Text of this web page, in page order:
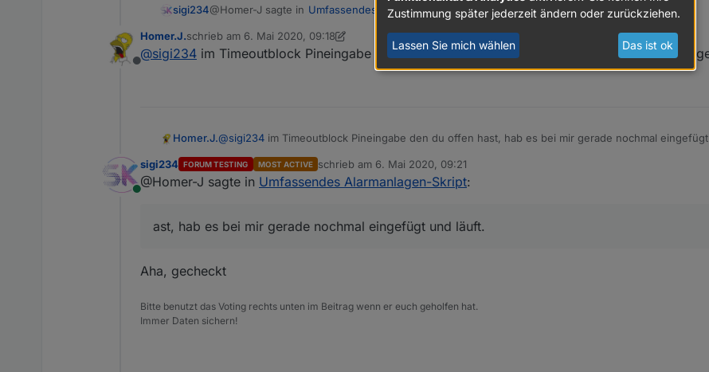
sigi234@Homer-J sagte in Umfassendes Alarmanlagen-Skript:
@sigi234wo die 2054 steht dort deinen gewünschten Pin eintragen.
Es kann sein das ich die Fenster gruppiert habe löse diese mal auf, dann sollte es gehen.
Offline
Homer.J.schrieb am 6. Mai 2020, 09:18
zuletzt editiert von Homer.J.5. Juni 2020, 11:19
@sigi234 im Timeoutblock Pineingabe den du offen hast, hab es bei mir gerade nochmal
Homer.J.@sigi234 im Timeoutblock Pineingabe den du offen hast, hab es bei mir gerade nochmal
Online
sigi234 FORUM TESTING MOST ACTIVE schrieb am 6. Mai 2020, 09:21
zuletzt editiert von
@Homer-J sagte in Umfassendes Alarmanlagen-Skript:
ast, hab es bei mir gerade nochmal eingefügt und läuft.
Aha, gecheckt
Bitte benutzt das Voting rechts unten im Beitrag wenn er euch geholfen hat.
Immer Daten sichern!
Zustimmung später jederzeit ändern oder zurückziehen.
Lassen Sie mich wählen Das ist ok